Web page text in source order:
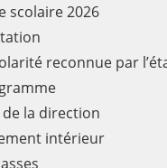
scolaire 2026
reconnue par
la direction
intérieur